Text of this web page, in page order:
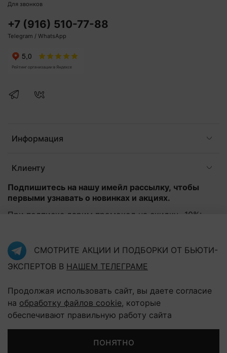
Информация
Клиенту
Подпишитесь на нашу имейл рассылку, чтобы
первыми узнавать о новинках и акциях.
При подписке дарим промокод на скидку -10%:
Подписаться
Нажав на кнопку "Подписаться", Вы соглашаетесь с
политикой конфиденциальности
Для звонков
+7 (916) 510-77-88
Telegram / WhatsApp
СМОТРИТЕ АКЦИИ И ПОДБОРКИ ОТ БЬЮТИ-
ЭКСПЕРТОВ В НАШЕМ ТЕЛЕГРАМЕ
Продолжая использовать сайт, вы даете согласие
на обработку файлов cookie, которые
обеспечивают правильную работу сайта
понятно